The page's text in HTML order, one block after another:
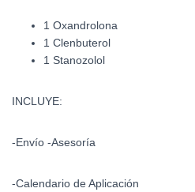
1 Oxandrolona
1 Clenbuterol
1 Stanozolol
INCLUYE:
-Envío -Asesoría
-Calendario de Aplicación